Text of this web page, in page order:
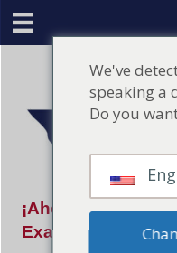
¡Ahora vamos a
Examen de
We've
speaking a
Do you